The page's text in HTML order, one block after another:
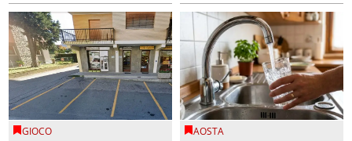
GIOCO AOSTA